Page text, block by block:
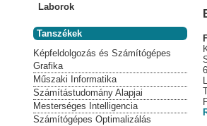
Laborok
Tanszékek
Képfeldolgozás és Számítógépes
Grafika
Műszaki Informatika
Számítástudomány Alapjai
Mesterséges Intelligencia
Számítógépes Optimalizálás